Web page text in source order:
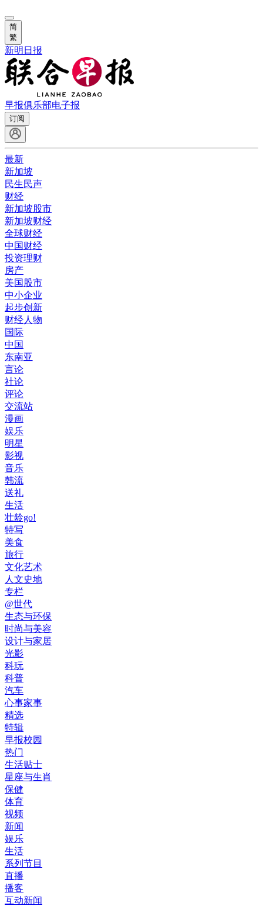
简
繁
新明日报
早报俱乐部电子报
订阅
最新
新加坡
民生民声
财经
新加坡股市
新加坡财经
全球财经
中国财经
投资理财
房产
美国股市
中小企业
起步创新
财经人物
国际
中国
东南亚
言论
社论
评论
交流站
漫画
娱乐
明星
影视
音乐
韩流
送礼
生活
壮龄go!
特写
美食
旅行
文化艺术
人文史地
专栏
@世代
生态与环保
时尚与美容
设计与家居
光影
科玩
科普
汽车
心事家事
精选
特辑
早报校园
热门
生活贴士
星座与生肖
保健
体育
视频
新闻
娱乐
生活
系列节目
直播
播客
互动新闻